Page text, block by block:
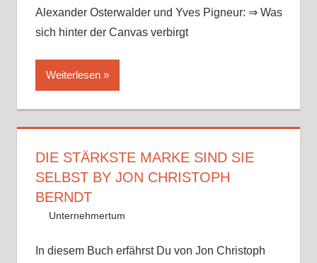
Alexander Osterwalder und Yves Pigneur: ⇒ Was
sich hinter der Canvas verbirgt
Weiterlesen
DIE STÄRKSTE MARKE SIND SIE
SELBST BY JON CHRISTOPH
BERNDT
15. August 2017
Mike
Unternehmertum
In diesem Buch erfährst Du von Jon Christoph